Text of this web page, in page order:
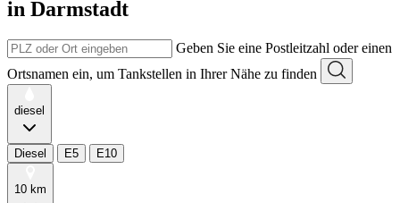
in Darmstadt
Geben Sie eine Postleitzahl oder einen
Ortsnamen ein, um Tankstellen in Ihrer Nähe zu finden
diesel
Diesel E5 E10
10 km